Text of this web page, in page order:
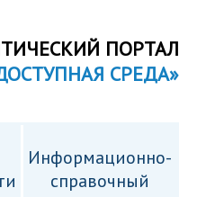
ПОРТАЛ
СРЕДА»
Информационно-
справочный